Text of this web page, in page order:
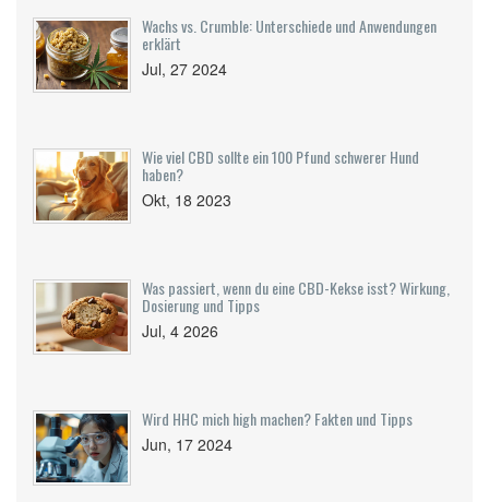
Wachs vs. Crumble: Unterschiede und Anwendungen
erklärt
Jul, 27 2024
Wie viel CBD sollte ein 100 Pfund schwerer Hund
haben?
Okt, 18 2023
Was passiert, wenn du eine CBD-Kekse isst? Wirkung,
Dosierung und Tipps
Jul, 4 2026
Wird HHC mich high machen? Fakten und Tipps
Jun, 17 2024